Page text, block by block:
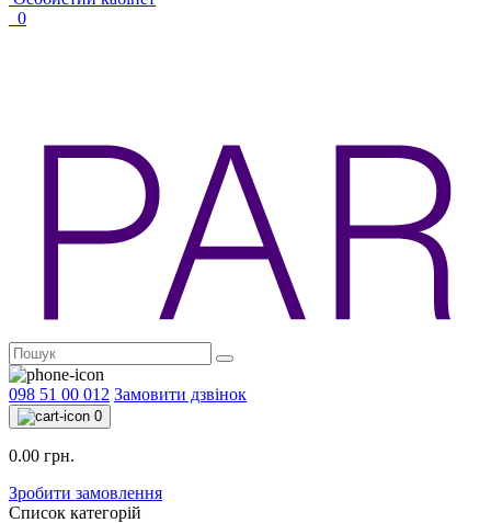
0
098 51 00 012 Замовити дзвінок
0
0.00 грн.
Зробити замовлення
Список категорій